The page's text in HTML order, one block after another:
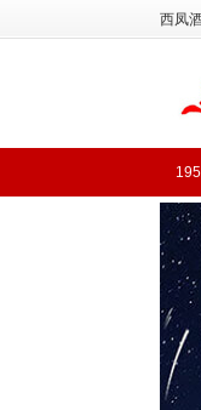
西凤